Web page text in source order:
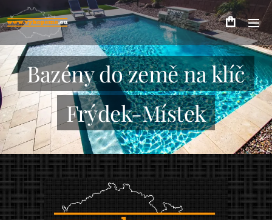
Bazény do země na klíč
Frýdek-Místek